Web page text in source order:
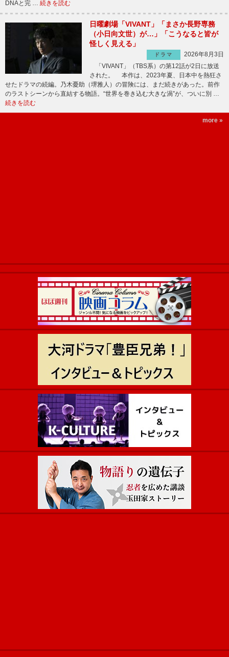
DNAと完 … 続きを読む
日曜劇場「VIVANT」「まさか長野専務
（小日向文世）が…」「こうなると皆が
怪しく見える」
ドラマ
2026年8月3日
「VIVANT」（TBS系）の第12話が2日に放送
された。 本作は、2023年夏、日本中を熱狂さ
せたドラマの続編。乃木憂助（堺雅人）の冒険には、まだ続きがあった。前作
のラストシーンから直結する物語。“世界を巻き込む大きな渦”が、ついに別 …
続きを読む
more »